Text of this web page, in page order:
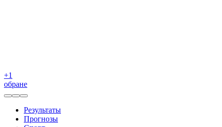
+1
обране
Результаты
Прогнозы